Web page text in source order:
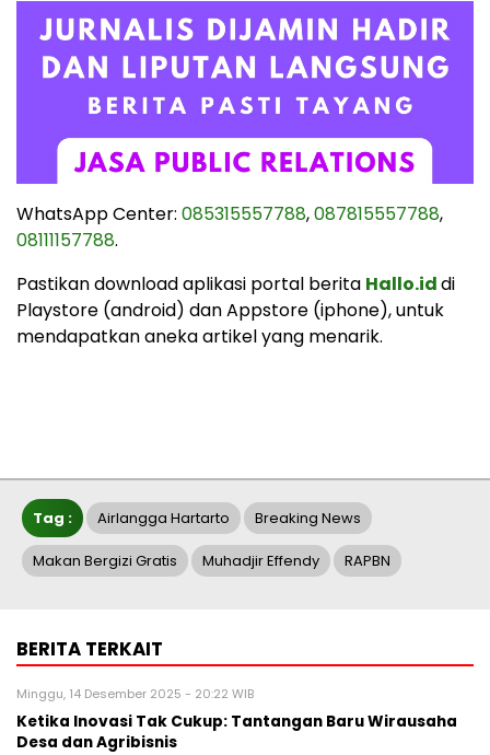
WhatsApp Center: 085315557788,087815557788,
08111157788.
Pastikan download aplikasi portal berita Hallo.iddi
Playstore (android) dan Appstore (iphone), untuk
mendapatkan aneka artikel yang menarik.
Tag : Airlangga Hartarto Breaking News
Makan Bergizi Gratis Muhadjir Effendy RAPBN
BERITA TERKAIT
Minggu, 14 Desember 2025 - 20:22 WIB
Ketika Inovasi Tak Cukup: Tantangan Baru Wirausaha
Desa dan Agribisnis